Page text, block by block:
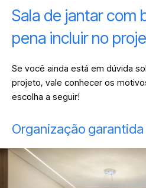
Sala de jantar com
pena incluir no
Se você ainda está em dúvida
projeto, vale conhecer os
escolha a seguir!
Organização garantida